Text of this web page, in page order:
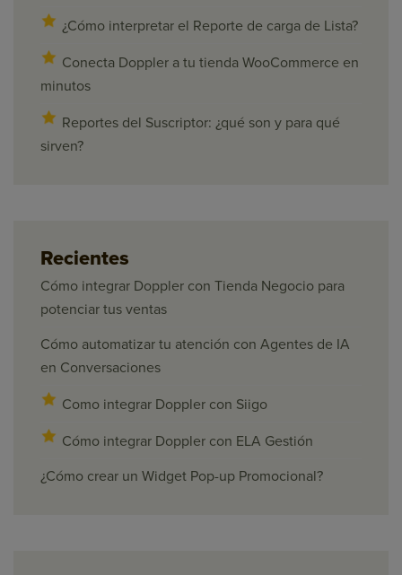
¿Cómo interpretar el Reporte de carga de Lista?
Conecta Doppler a tu tienda WooCommerce en
minutos
Reportes del Suscriptor: ¿qué son y para qué
sirven?
Recientes
Cómo integrar Doppler con Tienda Negocio para
potenciar tus ventas
Cómo automatizar tu atención con Agentes de IA
en Conversaciones
Como integrar Doppler con Siigo
Cómo integrar Doppler con ELA Gestión
¿Cómo crear un Widget Pop-up Promocional?